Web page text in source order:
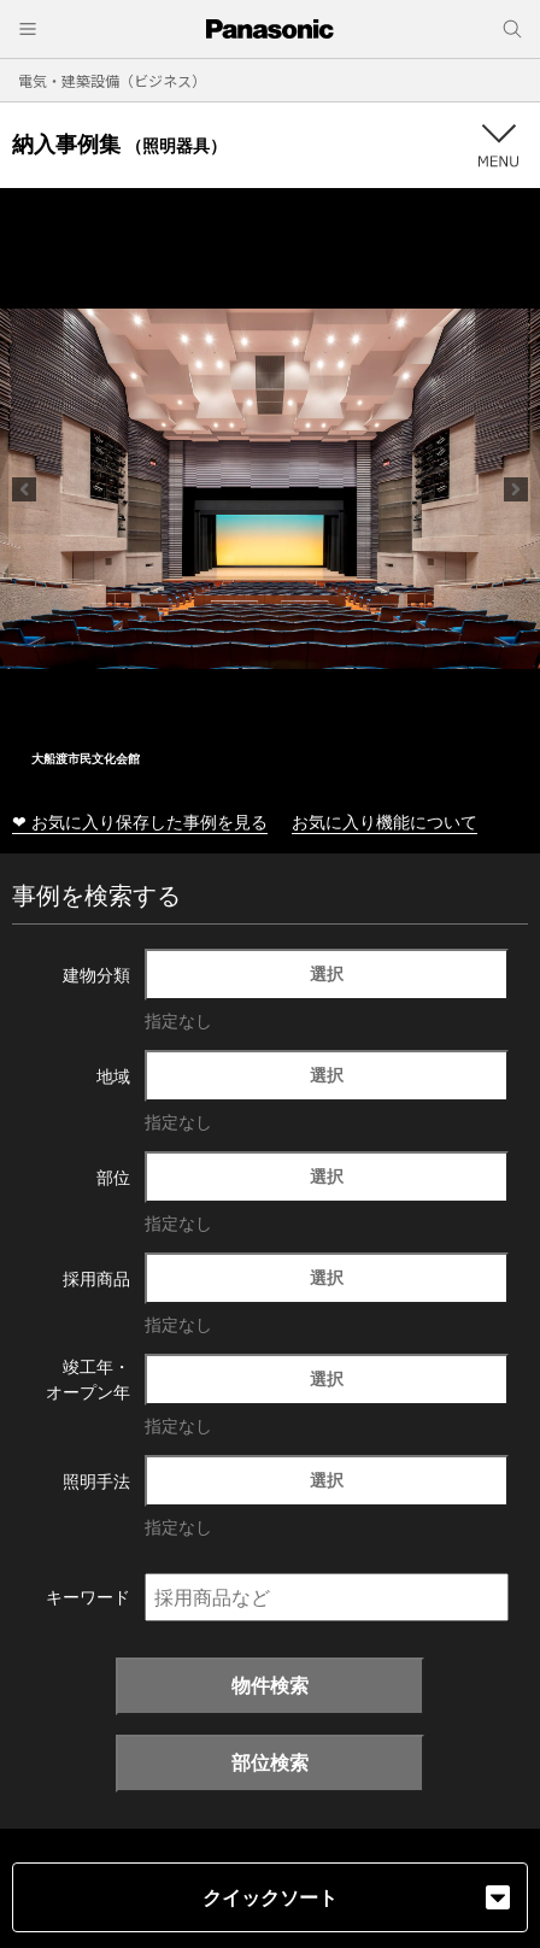
電気・建築設備（ビジネス）
納入事例集 （照明器具）
大船渡市民文化会館
❤ お気に入り保存した事例を見る お気に入り機能について
事例を検索する
建物分類 選択
指定なし
地域 選択
指定なし
部位 選択
指定なし
採用商品 選択
指定なし
竣工年・
オープン年
選択
指定なし
照明手法 選択
指定なし
キーワード
物件検索
部位検索
クイックソート